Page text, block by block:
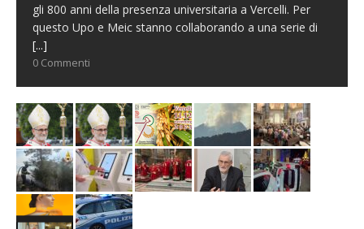
gli 800 anni della presenza universitaria a Vercelli. Per
questo Upo e Meic stanno collaborando a una serie di
[...]
0 Commenti